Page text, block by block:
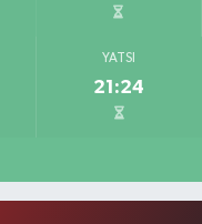
YATSI
21:24